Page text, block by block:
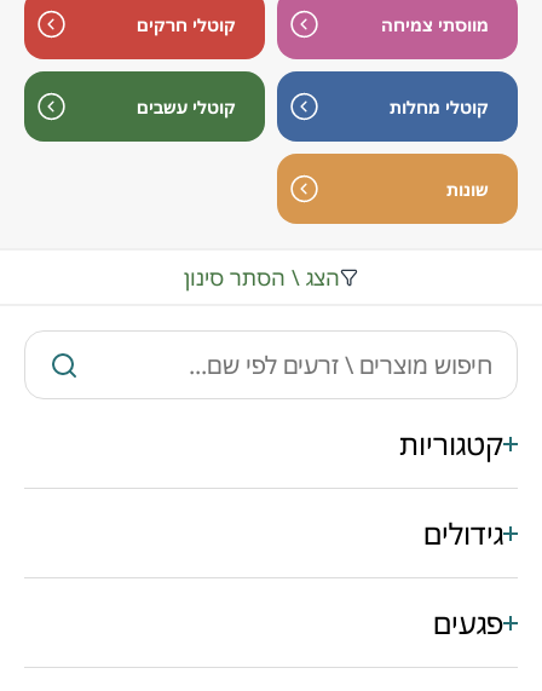
קוטלי עשבים
קוטלי מחלות
קוטלי חרקים
מווסתי צמיחה
דישון עלוותי וביוסטימולנטים
מווסתי צמיחה קוטלי חרקים
קוטלי מחלות קוטלי עשבים
שונות
הצג \ הסתר סינון
קטגוריות
גידולים
פגעים